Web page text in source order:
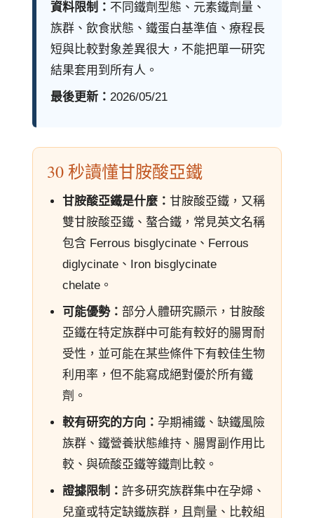
資料限制： 不同鐵劑型態、元素鐵劑量、
族群、飲食狀態、鐵蛋白基準值、療程長
短與比較對象差異很大，不能把單一研究
結果套用到所有人。
最後更新： 2026/05/21
30 秒讀懂甘胺酸亞鐵
甘胺酸亞鐵是什麼： 甘胺酸亞鐵，又稱
雙甘胺酸亞鐵、螯合鐵，常見英文名稱
包含 Ferrous bisglycinate、Ferrous
diglycinate、Iron bisglycinate
chelate。
可能優勢： 部分人體研究顯示，甘胺酸
亞鐵在特定族群中可能有較好的腸胃耐
受性，並可能在某些條件下有較佳生物
利用率，但不能寫成絕對優於所有鐵
劑。
較有研究的方向： 孕期補鐵、缺鐵風險
族群、鐵營養狀態維持、腸胃副作用比
較、與硫酸亞鐵等鐵劑比較。
證據限制： 許多研究族群集中在孕婦、
兒童或特定缺鐵族群，且劑量、比較組